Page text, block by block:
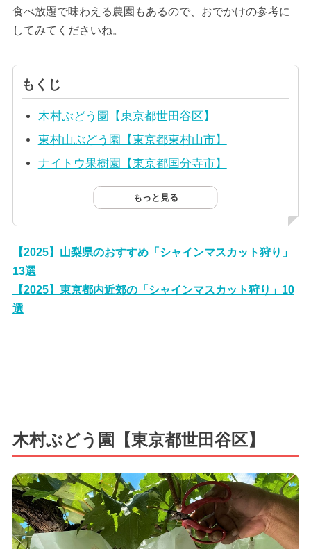
食べ放題で味わえる農園もあるので、おでかけの参考に
してみてくださいね。
もくじ
木村ぶどう園【東京都世田谷区】
東村山ぶどう園【東京都東村山市】
ナイトウ果樹園【東京都国分寺市】
もっと見る
【2025】山梨県のおすすめ「シャインマスカット狩り」
13選
【2025】東京都内近郊の「シャインマスカット狩り」10
選
木村ぶどう園【東京都世田谷区】